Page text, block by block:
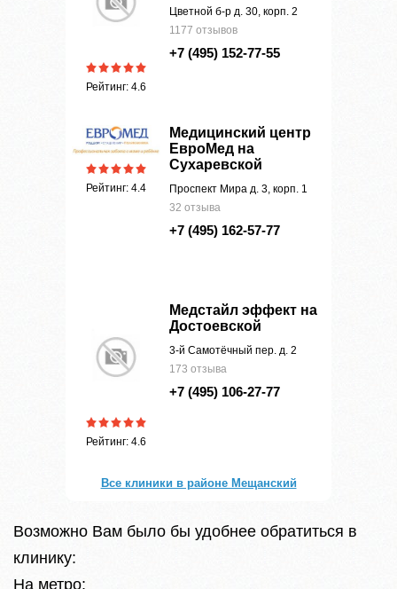
Рейтинг: 4.6
Цветной б-р д. 30, корп. 2
1177 отзывов
+7 (495) 152-77-55
Рейтинг: 4.4
Медицинский центр
ЕвроМед на
Сухаревской
Проспект Мира д. 3, корп. 1
32 отзыва
+7 (495) 162-57-77
Рейтинг: 4.6
Медстайл эффект на
Достоевской
3-й Самотёчный пер. д. 2
173 отзыва
+7 (495) 106-27-77
Все клиники в районе Мещанский
Возможно Вам было бы удобнее обратиться в
клинику:
На метро: